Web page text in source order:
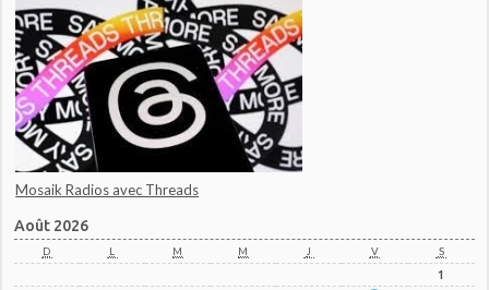
Mosaik Radios avec Threads
Août 2026
D L M M J V S
1